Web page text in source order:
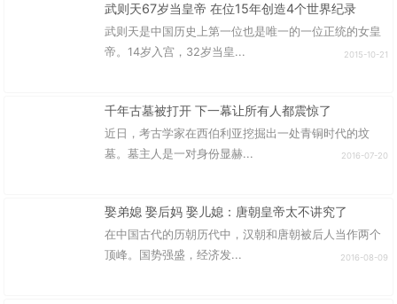
武则天67岁当皇帝 在位15年创造4个世界纪录
武则天是中国历史上第一位也是唯一的一位正统的女皇
帝。14岁入宫，32岁当皇...
2015-10-21
千年古墓被打开 下一幕让所有人都震惊了
近日，考古学家在西伯利亚挖掘出一处青铜时代的坟
墓。墓主人是一对身份显赫...
2016-07-20
娶弟媳 娶后妈 娶儿媳：唐朝皇帝太不讲究了
在中国古代的历朝历代中，汉朝和唐朝被后人当作两个
顶峰。国势强盛，经济发...
2016-08-09